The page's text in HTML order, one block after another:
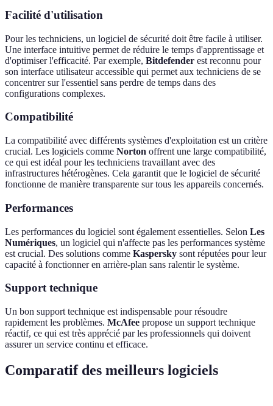
Facilité d'utilisation
Pour les techniciens, un logiciel de sécurité doit être facile à utiliser.
Une interface intuitive permet de réduire le temps d'apprentissage et
d'optimiser l'efficacité. Par exemple, Bitdefender est reconnu pour
son interface utilisateur accessible qui permet aux techniciens de se
concentrer sur l'essentiel sans perdre de temps dans des
configurations complexes.
Compatibilité
La compatibilité avec différents systèmes d'exploitation est un critère
crucial. Les logiciels comme Norton offrent une large compatibilité,
ce qui est idéal pour les techniciens travaillant avec des
infrastructures hétérogènes. Cela garantit que le logiciel de sécurité
fonctionne de manière transparente sur tous les appareils concernés.
Performances
Les performances du logiciel sont également essentielles. Selon Les
Numériques, un logiciel qui n'affecte pas les performances système
est crucial. Des solutions comme Kaspersky sont réputées pour leur
capacité à fonctionner en arrière-plan sans ralentir le système.
Support technique
Un bon support technique est indispensable pour résoudre
rapidement les problèmes. McAfee propose un support technique
réactif, ce qui est très apprécié par les professionnels qui doivent
assurer un service continu et efficace.
Comparatif des meilleurs logiciels